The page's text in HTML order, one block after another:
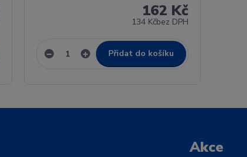
162 Kč
134 Kčbez DPH
Přidat do košíku
Akce